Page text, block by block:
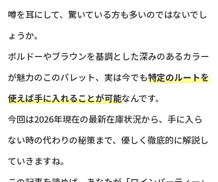
噂を耳にして、驚いている方も多いのではないでし
ょうか。
ボルドーやブラウンを基調とした深みのあるカラー
が魅力のこのパレット、実は今でも特定のルートを
使えば手に入れることが可能なんです。
今回は2026年現在の最新在庫状況から、手に入ら
ない時の代わりの秘策まで、優しく徹底的に解説し
ていきますね。